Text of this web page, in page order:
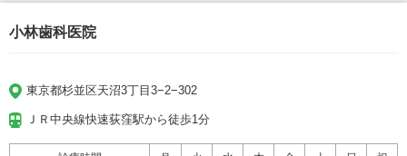
小林歯科医院
東京都杉並区天沼3丁目3−2−302
ＪＲ中央線快速荻窪駅から徒歩1分